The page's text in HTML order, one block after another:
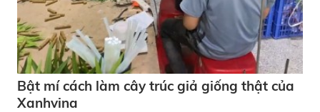
Bật mí cách làm cây trúc giả giống thật của
Xanhvina